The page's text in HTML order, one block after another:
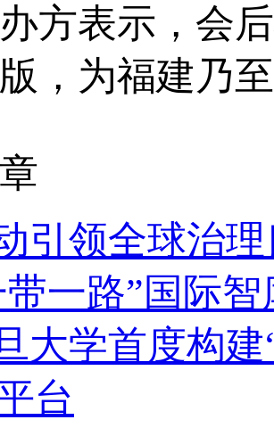
表示，会后
，为福建乃
引领全球治
带一路”国际
大学首度构
台